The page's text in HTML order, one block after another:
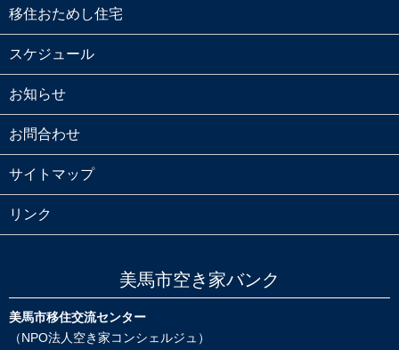
移住おためし住宅
スケジュール
お知らせ
お問合わせ
サイトマップ
リンク
美馬市空き家バンク
美馬市移住交流センター
（NPO法人空き家コンシェルジュ）